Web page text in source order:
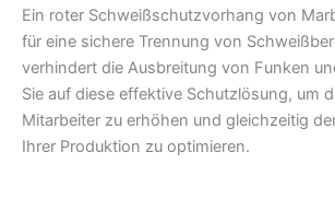
Ein roter Schweißschutzvorhang von
für eine sichere Trennung von
verhindert die Ausbreitung von Funken
Sie auf diese effektive Schutzlösung, um
Mitarbeiter zu erhöhen und gleichzeitig
Ihrer Produktion zu optimieren.